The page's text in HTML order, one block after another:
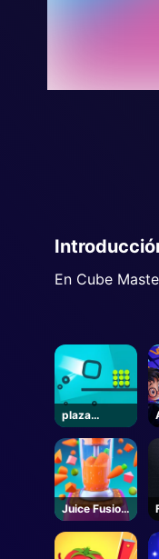
En Cube
plaza
gravedad
Juice Fusion
Frenzy